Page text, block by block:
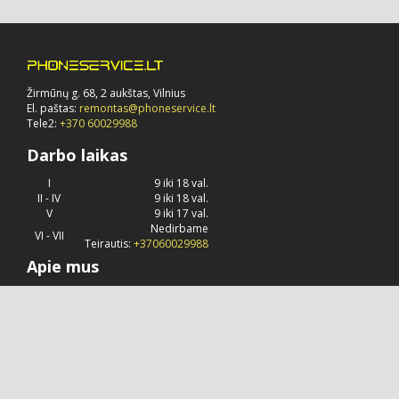
Žirmūnų g. 68, 2 aukštas, Vilnius
El. paštas: remontas@phoneservice.lt
Tele2: +370 60029988
Darbo laikas
I
9 iki 18 val.
II - IV
9 iki 18 val.
V
9 iki 17 val.
VI - VII
Nedirbame
Teirautis: +37060029988
Apie mus